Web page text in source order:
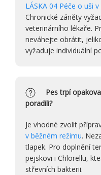
LÁSKA 04 Péče o uši
Chronické záněty
veterinárního lékaře.
neváhejte obrátit,
vyžaduje individuální
Pes trpí
poradili?
Je vhodné zvolit
v běžném režimu.
tlapek. Pro doplnění
pejskovi i Chlorellu,
střevních bakterii.